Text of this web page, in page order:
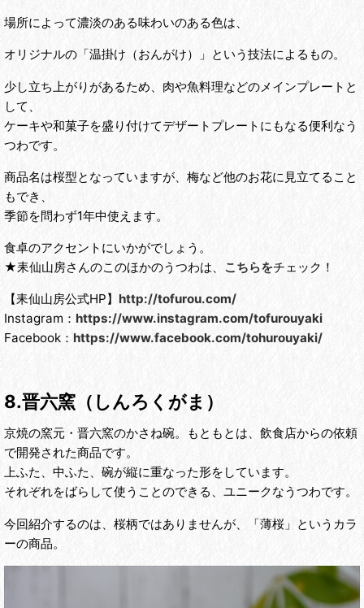
場所によって濃淡のある味わいのある色は、
オリジナルの「温掛け（おんがけ）」という技法によるもの。
少し立ち上がりがあるため、肉や魚料理などのメインプレートと
して、
ケーキや和菓子を盛り付けてデザートプレートにもなる便利なう
つわです。
商品名は桜型となっていますが、梅など他のお花に見立てること
もでき、
季節を問わず1年中使えます。
食卓のアクセントにいかがでしょう。
★耒仙山房さんのこのほかのうつわは、 こちらをチェック！
【耒仙山房公式HP】 http://tofurou.com/
Instagram： https://www.instagram.com/tofurouyaki
Facebook： https://www.facebook.com/tohurouyaki/
8.晋六窯（しんろくがま）
京焼の窯元・晋六窯のかさね碗。もともとは、飲食店からの依頼
で開発された商品です。
上ふた、中ふた、碗が縦に重なった形をしています。
それぞれをばらして使うことのできる、ユニークなうつわです。
今回紹介するのは、桜柄ではありませんが、「薄桜」というカラ
ーの商品。